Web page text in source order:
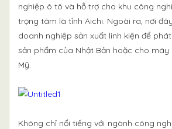
nghiệp ô tô và hỗ trợ cho khu công
trọng tâm là tỉnh Aichi. Ngoài ra, nơi
doanh nghiệp sản xuất linh kiện để
sản phẩm của Nhật Bản hoặc cho
Mỹ.
Không chỉ nổi tiếng với ngành công